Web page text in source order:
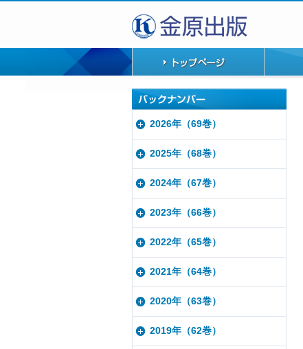
2026年（69巻）
2025年（68巻）
2024年（67巻）
2023年（66巻）
2022年（65巻）
2021年（64巻）
2020年（63巻）
2019年（62巻）